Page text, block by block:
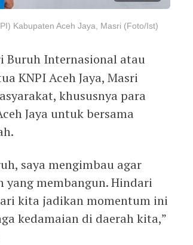
Kabupaten Aceh Jaya, Masri (Foto/Ist)
Buruh Internasional atau
KNPI Aceh Jaya, Masri
khususnya para
Jaya untuk bersama
saya mengimbau agar
yang membangun. Hindari
kita jadikan momentum ini
kedamaian di daerah kita,”